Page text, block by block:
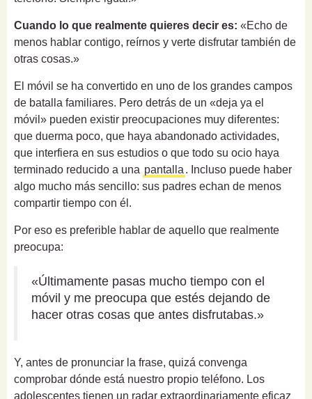
Cuando lo que realmente quieres decir es: «Echo de
menos hablar contigo, reírnos y verte disfrutar también de
otras cosas.»
El móvil se ha convertido en uno de los grandes campos
de batalla familiares. Pero detrás de un «deja ya el
móvil» pueden existir preocupaciones muy diferentes:
que duerma poco, que haya abandonado actividades,
que interfiera en sus estudios o que todo su ocio haya
terminado reducido a una pantalla . Incluso puede haber
algo mucho más sencillo: sus padres echan de menos
compartir tiempo con él.
Por eso es preferible hablar de aquello que realmente
preocupa:
«Últimamente pasas mucho tiempo con el
móvil y me preocupa que estés dejando de
hacer otras cosas que antes disfrutabas.»
Y, antes de pronunciar la frase, quizá convenga
comprobar dónde está nuestro propio teléfono. Los
adolescentes tienen un radar extraordinariamente eficaz